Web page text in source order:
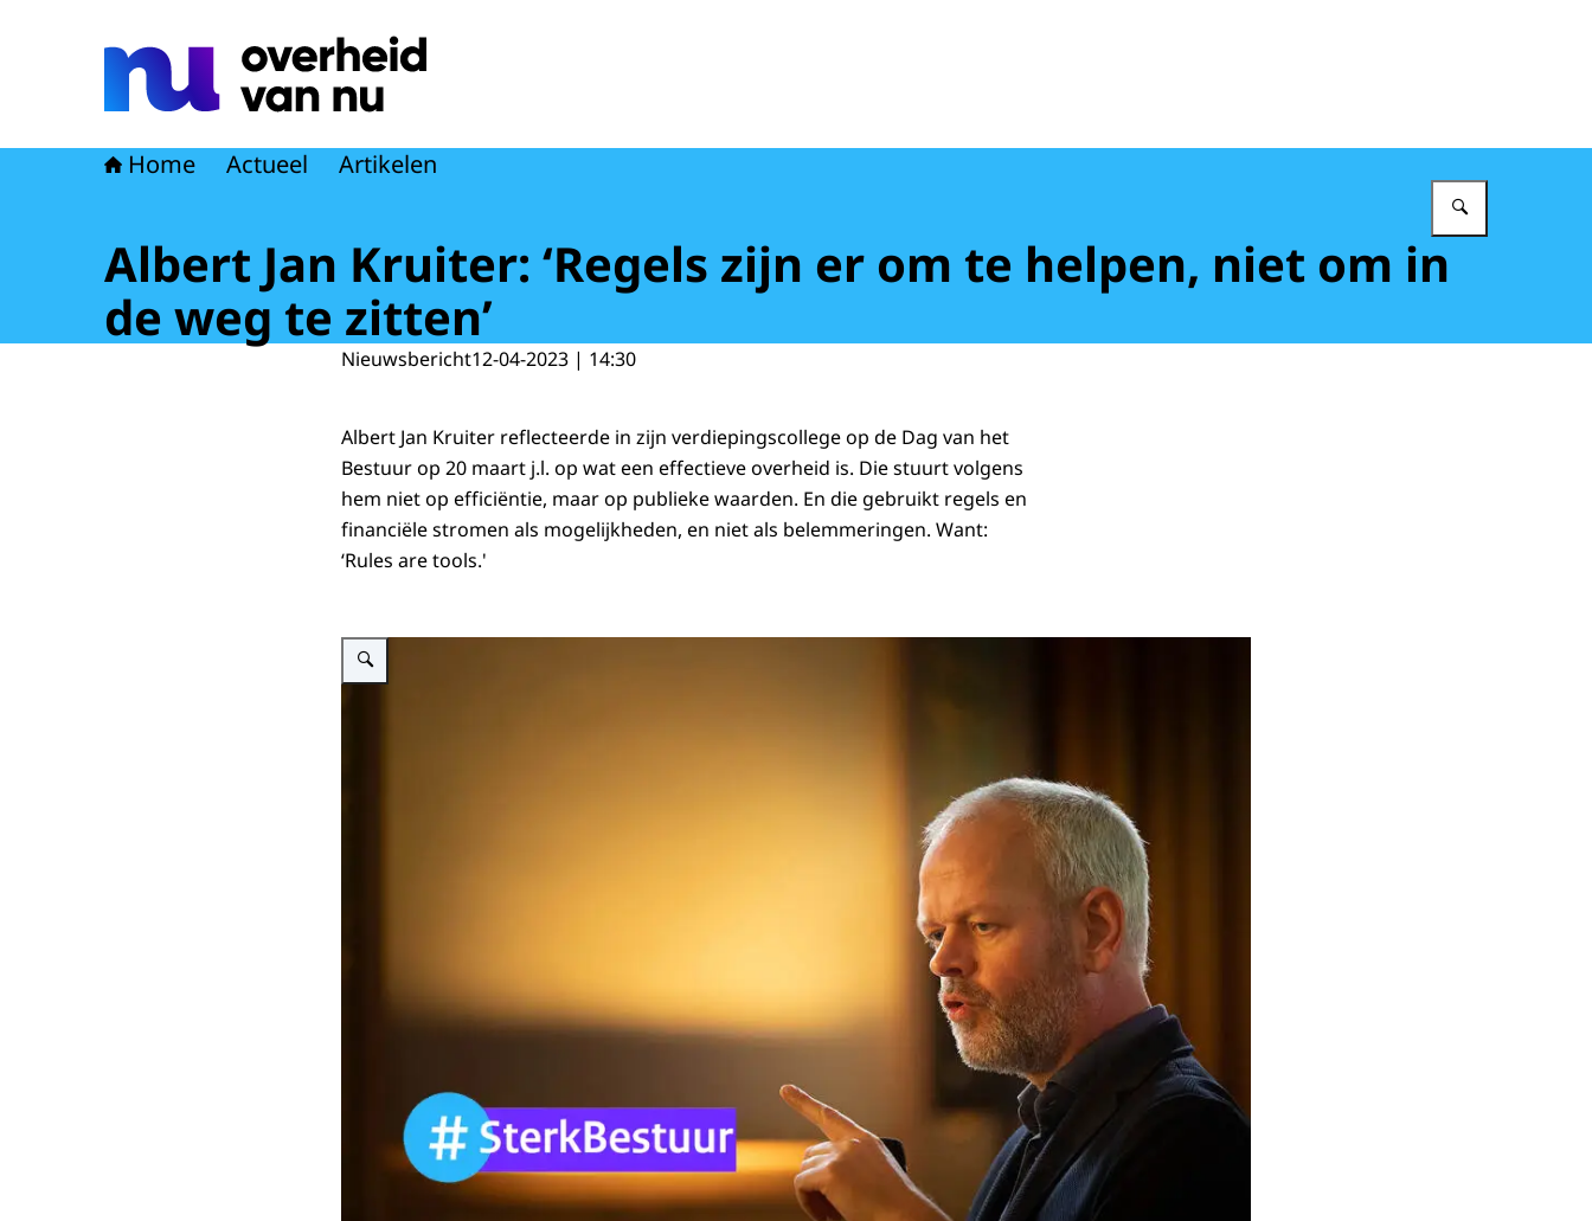
Home Actueel Artikelen
Albert Jan Kruiter: ‘Regels zijn er om te helpen, niet om in
de weg te zitten’
Nieuwsbericht12-04-2023 | 14:30
Albert Jan Kruiter reflecteerde in zijn verdiepingscollege op de Dag van het
Bestuur op 20 maart j.l. op wat een effectieve overheid is. Die stuurt volgens
hem niet op efficiëntie, maar op publieke waarden. En die gebruikt regels en
financiële stromen als mogelijkheden, en niet als belemmeringen. Want:
‘Rules are tools.'
Vergroot afbeelding Albert Jan Kruiter